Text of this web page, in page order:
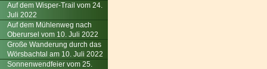
Auf dem Wisper-Trail vom 24.
Juli 2022
Auf dem Mühlenweg nach
Oberursel vom 10. Juli 2022
Große Wanderung durch das
Wörsbachtal am 10. Juli 2022
Sonnenwendfeier vom 25.